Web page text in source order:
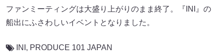
ファンミーティングは大盛り上がりのまま終了。『INI』の
船出にふさわしいイベントとなりました。
INI , PRODUCE 101 JAPAN